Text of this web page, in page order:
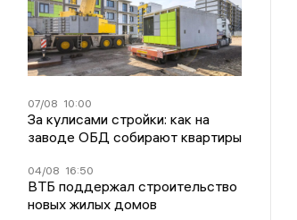
07/08 10:00
За кулисами стройки: как на
заводе ОБД собирают квартиры
04/08 16:50
ВТБ поддержал строительство
новых жилых домов